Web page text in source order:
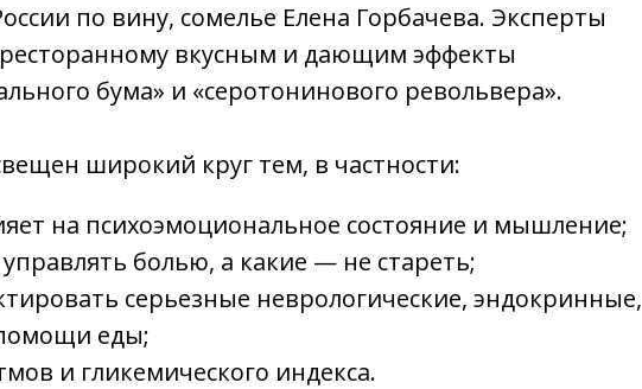
по вину, сомелье Елена Горбачева. Эксперты
ресторанному вкусным и дающим эффекты
бума» и «серотонинового револьвера».
широкий круг тем, в частности:
на психоэмоциональное состояние и мышление;
болью, а какие — не стареть;
серьезные неврологические, эндокринные,
еды;
и гликемического индекса.